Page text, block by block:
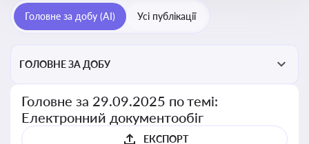
Головне за добу (AI) Усі публікації
ГОЛОВНЕ ЗА ДОБУ
Головне за 29.09.2025 по темі:
Електронний документообіг
ЕКСПОРТ